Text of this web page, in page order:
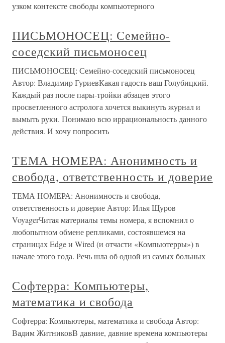
узком контексте свободы компьютерного
ПИСЬМОНОСЕЦ: Семейно-
соседский письмоносец
ПИСЬМОНОСЕЦ: Семейно-соседский письмоносец
Автор: Владимир ГуриевКакая гадость ваш Голубицкий.
Каждый раз после пары-тройки абзацев этого
просветленного астролога хочется выкинуть журнал и
вымыть руки. Понимаю всю иррациональность данного
действия. И хочу попросить
ТЕМА НОМЕРА: Анонимность и
свобода, ответственность и доверие
ТЕМА НОМЕРА: Анонимность и свобода,
ответственность и доверие Автор: Илья Щуров
VoyagerЧитая материалы темы номера, я вспомнил о
любопытном обмене репликами, состоявшемся на
страницах Edge и Wired (и отчасти «Компьютерры») в
начале этого года. Речь шла об одной из самых больных
Софтерра: Компьютеры,
математика и свобода
Софтерра: Компьютеры, математика и свобода Автор:
Вадим ЖитниковВ давние, давние времена компьютеры